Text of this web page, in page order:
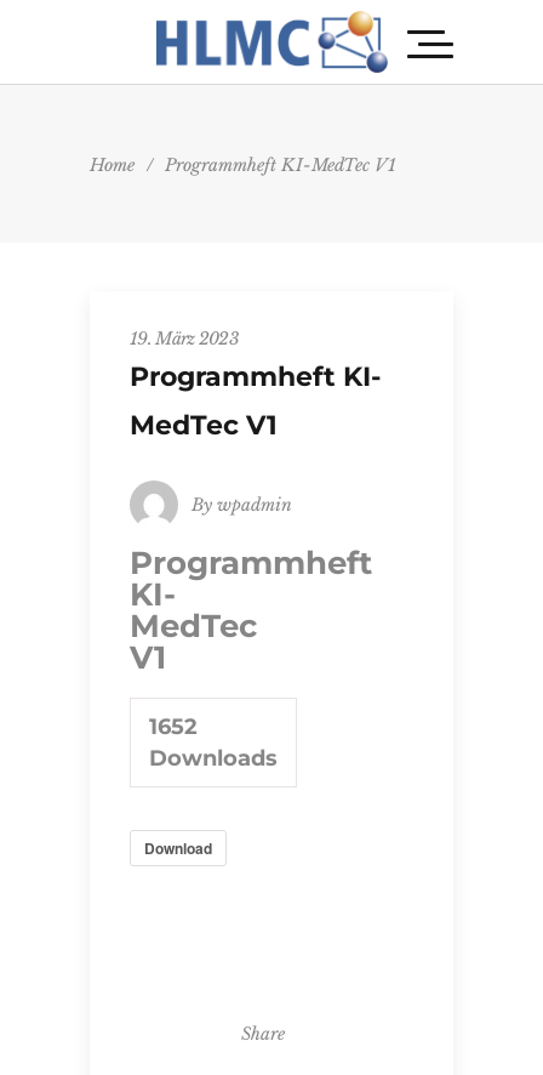
Home / Programmheft KI-MedTec V1
19. März 2023
Programmheft KI-
MedTec V1
By wpadmin
Programmheft
KI-
MedTec
V1
1652
Downloads
Download
Share